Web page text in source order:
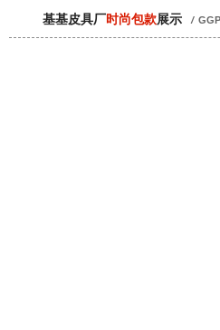
基基皮具厂时尚包款展示 /